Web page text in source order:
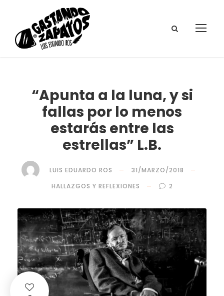
“Apunta a la luna, y si
fallas por lo menos
estarás entre las
estrellas” L.B.
LUIS EDUARDO ROS
31/MARZO/2018
HALLAZGOS Y REFLEXIONES
2